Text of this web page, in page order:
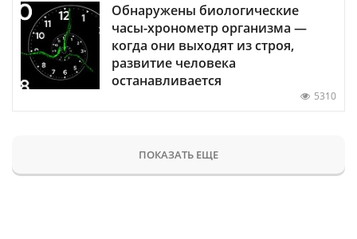
Обнаружены биологические
часы-хронометр организма —
когда они выходят из строя,
развитие человека
останавливается
5310
ПОКАЗАТЬ ЕЩЕ